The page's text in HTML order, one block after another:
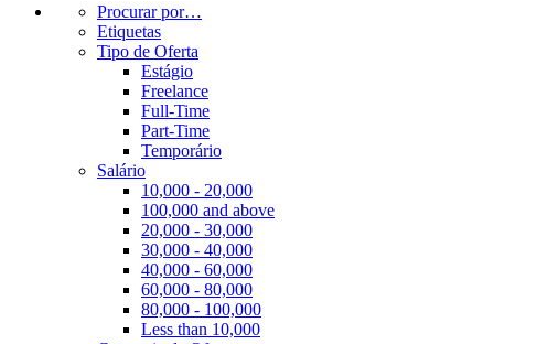
Procurar por…
Etiquetas
Tipo de Oferta
Estágio
Freelance
Full-Time
Part-Time
Temporário
Salário
10,000 - 20,000
100,000 and above
20,000 - 30,000
30,000 - 40,000
40,000 - 60,000
60,000 - 80,000
80,000 - 100,000
Less than 10,000